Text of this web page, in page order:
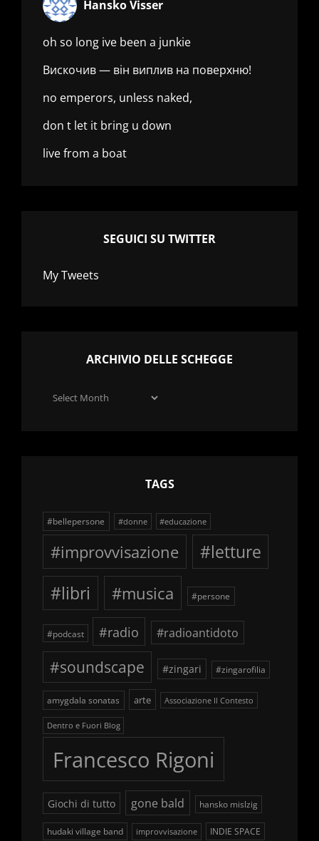
Hansko Visser
oh so long ive been a junkie
Вискочив — він виплив на поверхню!
no emperors, unless naked,
don t let it bring u down
live from a boat
SEGUICI SU TWITTER
My Tweets
ARCHIVIO DELLE SCHEGGE
Archivio
TAGS
#bellepersone #donne #educazione
#improvvisazione
#letture
#libri
#musica #persone
#podcast #radio #radioantidoto
#soundscape #zingari #zingarofilia
amygdala sonatas arte Associazione Il Contesto
Dentro e Fuori Blog
Francesco Rigoni
Giochi di tutto gone bald hansko mislzig
hudaki village band improvvisazione INDIE SPACE